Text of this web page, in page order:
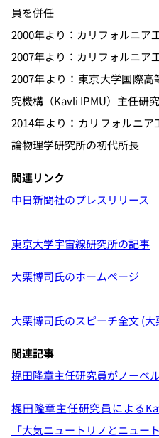
員を併任
2000年より：カリフォルニア
2007年より：カリフォルニア
2007年より：東京大学国際
究機構（Kavli IPMU）主任研
2014年より：カリフォルニ
論物理学研究所の初代所長
関連リンク
中日新聞社のプレスリリース
東京大学宇宙線研究所の記事
大栗博司氏のホームページ
大栗博司氏のスピーチ全文 (
関連記事
梶田隆章主任研究員がノーベ
梶田隆章主任研究員による
「大気ニュートリノとニュー